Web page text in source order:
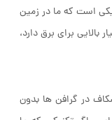
است که ما در زمین
برای برق دارد،
در گرافن ها بدون